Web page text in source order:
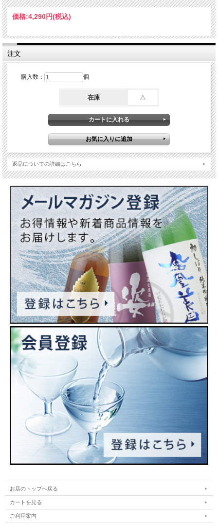
原料米…雄町100%
使用酵母…T-ND6
アルコール度数…17%
価格:4,290円(税込)
注文
購入数： 個
在庫 △
返品についての詳細はこちら
お店のトップへ戻る
カートを見る
ご利用案内